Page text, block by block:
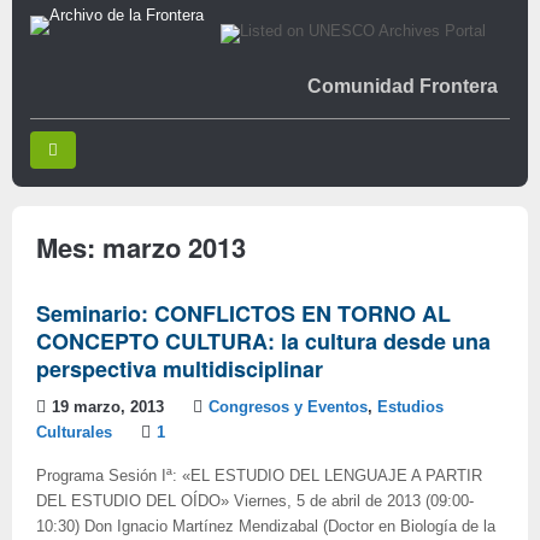
Comunidad Frontera
Mes: marzo 2013
Seminario: CONFLICTOS EN TORNO AL
CONCEPTO CULTURA: la cultura desde una
perspectiva multidisciplinar
19 marzo, 2013 Congresos y Eventos, Estudios
Culturales
1
Programa Sesión Iª: «EL ESTUDIO DEL LENGUAJE A PARTIR
DEL ESTUDIO DEL OÍDO» Viernes, 5 de abril de 2013 (09:00-
10:30) Don Ignacio Martínez Mendizabal (Doctor en Biología de la